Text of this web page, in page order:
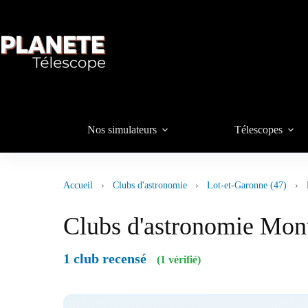
Nos simulateurs Télescopes
Accueil › Clubs d'astronomie › Lot-et-Garonne (47) ›
Clubs d'astronomie
1 club recensé (1 vérifié)